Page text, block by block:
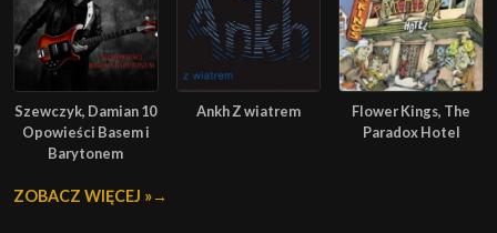
Szewczyk, Damian 10
Opowieści Basem i
Barytonem
Ankh Z wiatrem
Flower Kings, The
Paradox Hotel
ZOBACZ WIĘCEJ »